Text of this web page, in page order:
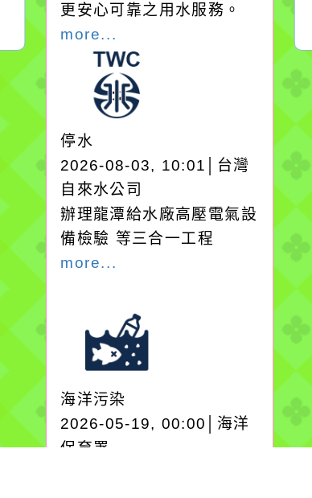
更安心可靠之用水服務。
more...
停水
2026-08-03, 10:01│台灣
自來水公司
辦理龍潭給水廠高壓電氣設
備檢驗 等三合一工程
more...
海洋污染
2026-05-19, 00:00│海洋
保育署